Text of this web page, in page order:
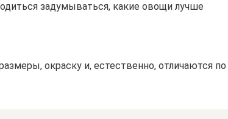
задумываться, какие овощи лучше
окраску и, естественно, отличаются по